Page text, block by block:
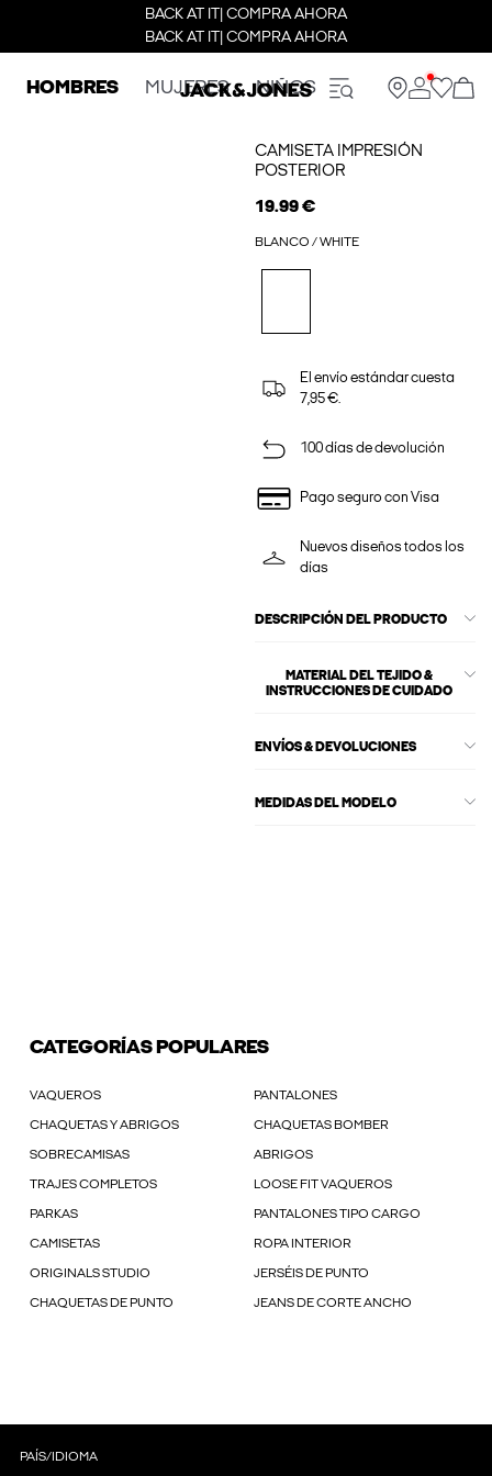
BACK AT IT| COMPRA AHORA
BACK AT IT| COMPRA AHORA
HOMBRES MUJERES NIÑOS
CAMISETA IMPRESIÓN
POSTERIOR
19.99 €
BLANCO / WHITE
El envío estándar cuesta
7,95 €.
100 días de devolución
Pago seguro con Visa
Nuevos diseños todos los
días
DESCRIPCIÓN DEL PRODUCTO
MATERIAL DEL TEJIDO &
INSTRUCCIONES DE CUIDADO
ENVÍOS & DEVOLUCIONES
MEDIDAS DEL MODELO
CATEGORÍAS POPULARES
VAQUEROS PANTALONES
CHAQUETAS Y ABRIGOS CHAQUETAS BOMBER
SOBRECAMISAS ABRIGOS
TRAJES COMPLETOS LOOSE FIT VAQUEROS
PARKAS PANTALONES TIPO CARGO
CAMISETAS ROPA INTERIOR
ORIGINALS STUDIO JERSÉIS DE PUNTO
CHAQUETAS DE PUNTO JEANS DE CORTE ANCHO
PAÍS/IDIOMA